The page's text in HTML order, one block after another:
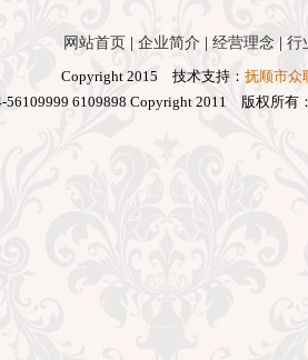
网站首页 企业简介| 经营理念| 行
Copyright 2015 技术支持： 抚顺市众
56109999 6109898 Copyright 2011 版权所有